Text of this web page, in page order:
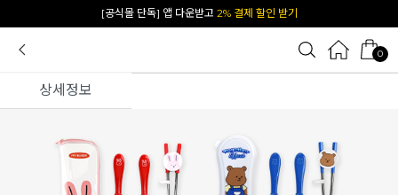
[공식몰 단독] 앱 다운받고 2% 결제 할인 받기
0
상세정보